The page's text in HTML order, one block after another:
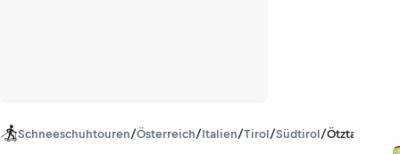
Schneeschuhtouren/Österreich/Italien/Tirol/Südtirol/Ötztaler